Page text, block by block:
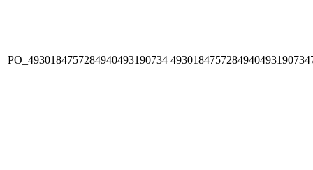
PO_4930184757284940493190734